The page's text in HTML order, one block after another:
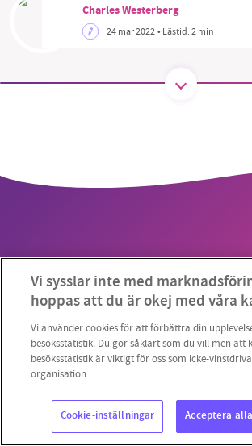
Threads
Charles Westerberg
24 mar 2022• Lästid:2 min
Copyright 2023 © Supermiljöbloggen
starten 2010 har vår ideella
miljödebatten framåt
vill hjälpa oss.
Stötta vårt arbete genom att swisha
1231368703
Läs vad vi vill göra
Vi sysslar inte med
hoppas att du är okej med våra
Vi använder cookies för att förbättra din
besöksstatistik. Du gör såklart som du vill men att
besöksstatistik är viktigt för oss som icke-
organisation.
Cookie-inställningar Acceptera